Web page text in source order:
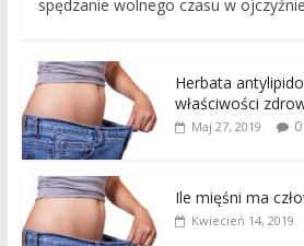
spędzanie wolnego czasu w
Herbata
właściwości
Maj 27, 2019 0
Ile mięśni ma
Kwiecień 14, 2019